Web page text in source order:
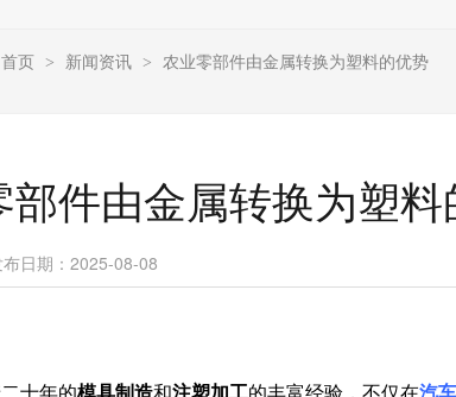
首页 > 新闻资讯 > 农业零部件由金属转换为塑料的优势
部件由金属转换为塑
日期：2025-08-08